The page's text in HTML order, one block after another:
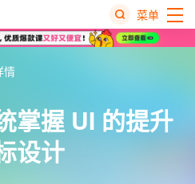
菜单
掌握 UI 的提升
设计
情